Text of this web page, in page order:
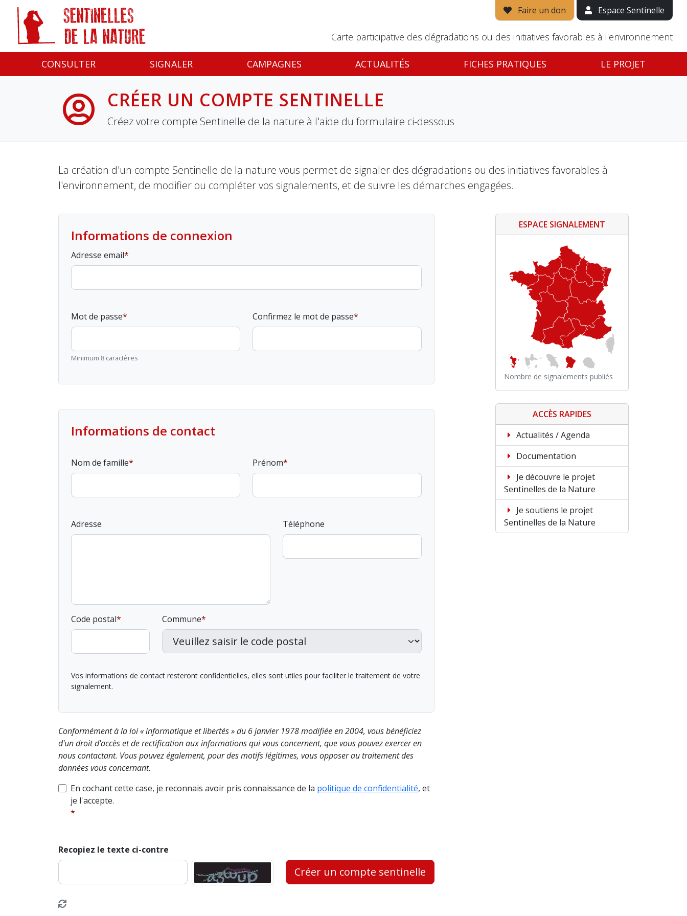
Faire un don Espace Sentinelle
Carte participative des dégradations ou des initiatives favorables à l'environnement
CONSULTER SIGNALER CAMPAGNES ACTUALITÉS FICHES PRATIQUES LE PROJET
CRÉER UN COMPTE SENTINELLE
Créez votre compte Sentinelle de la nature à l'aide du formulaire ci-dessous
La création d'un compte Sentinelle de la nature vous permet de signaler des dégradations ou des initiatives favorables à
l'environnement, de modifier ou compléter vos signalements, et de suivre les démarches engagées.
Informations de connexion
Adresse email
Mot de passe
Minimum 8 caractères
Confirmez le mot de passe
Informations de contact
Nom de famille Prénom
Adresse Téléphone
Code postal Commune
Vos informations de contact resteront confidentielles, elles sont utiles pour faciliter le traitement de votre
signalement.
Conformément à la loi « informatique et libertés » du 6 janvier 1978 modifiée en 2004, vous bénéficiez
d'un droit d'accès et de rectification aux informations qui vous concernent, que vous pouvez exercer en
nous contactant. Vous pouvez également, pour des motifs légitimes, vous opposer au traitement des
données vous concernant.
En cochant cette case, je reconnais avoir pris connaissance de la politique de confidentialité, et
je l'accepte.
Recopiez le texte ci-contre
Créer un compte sentinelle
ESPACE SIGNALEMENT
Nombre de signalements publiés
ACCÈS RAPIDES
Actualités / Agenda
Documentation
Je découvre le projet
Sentinelles de la Nature
Je soutiens le projet
Sentinelles de la Nature
Panneau de gestion des cookies